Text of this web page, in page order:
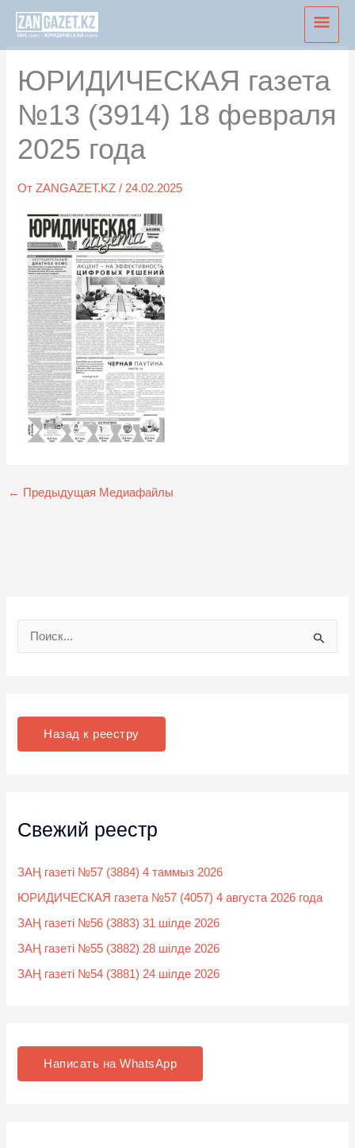
Перейти
содержимому
ЮРИДИЧЕСКАЯ газета
№13 (3914) 18 февраля
2025 года
ОтZANGAZET.KZ/24.02.2025
← Предыдущая Медиафайлы
Назад к реестру
Свежий реестр
ЗАҢ газеті №57 (3884) 4 таммыз 2026
ЮРИДИЧЕСКАЯ газета №57 (4057) 4 августа 2026 года
ЗАҢ газеті №56 (3883) 31 шілде 2026
ЗАҢ газеті №55 (3882) 28 шілде 2026
ЗАҢ газеті №54 (3881) 24 шілде 2026
Написать на WhatsApp